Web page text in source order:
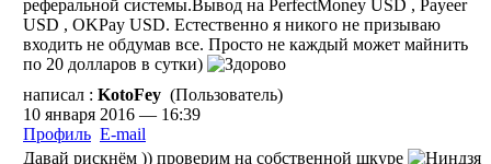
реферальной системы.Вывод на PerfectMoney USD , Payeer
USD , OKPay USD. Естественно я никого не призываю
входить не обдумав все. Просто не каждый может майнить
по 20 долларов в сутки)
написал : KotoFey (Пользователь)
10 января 2016 — 16:39
Профиль E-mail
Давай рискнём )) проверим на собственной шкуре